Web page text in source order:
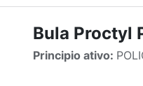
Bula Proctyl
Principio ativo: